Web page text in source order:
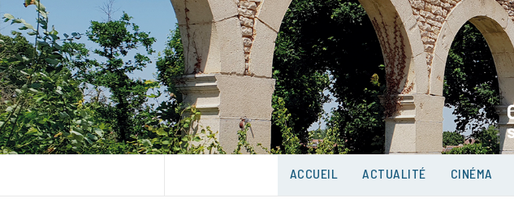
to
content
UNE VILLE DANS UN PARC
ACCUEIL ACTUALITÉ CINÉMA